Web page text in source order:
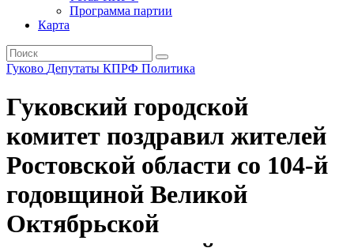
Программа партии
Карта
Гуково Депутаты КПРФ Политика
Гуковский городской
комитет поздравил жителей
Ростовской области со 104-й
годовщиной Великой
Октябрьской